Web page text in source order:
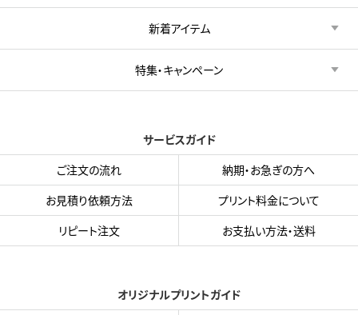
新着アイテム
特集・キャンペーン
サービスガイド
ご注文の流れ
納期・お急ぎの方へ
お見積り依頼方法
プリント料金について
リピート注文
お支払い方法・送料
オリジナルプリントガイド